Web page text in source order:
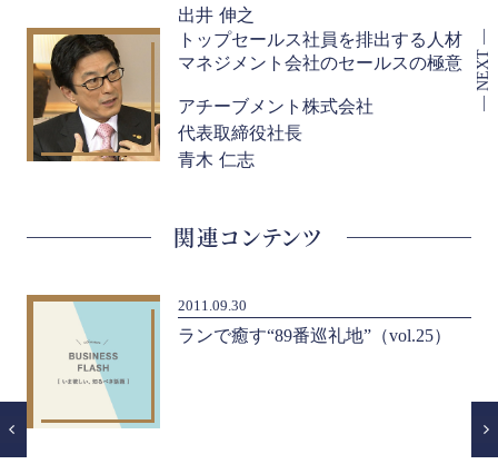
出井 伸之
トップセールス社員を排出する人材
マネジメント会社のセールスの極意
アチーブメント株式会社
代表取締役社長
青木 仁志
関連コンテンツ
2011.09.30
ランで癒す“89番巡礼地”（vol.25）